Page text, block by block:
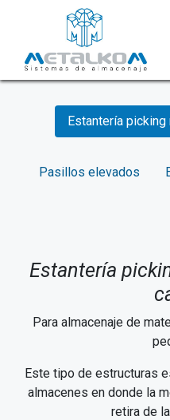
Estantería picking
Pasillos elevados
Estantería
Para almacenaje de
Este tipo de estructuras
almacenes en donde la
retira de